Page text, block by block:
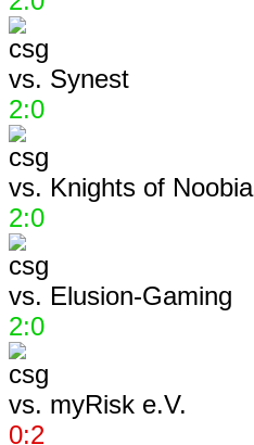
vs. Synest
2:0
vs. Knights of Noobia
2:0
vs. Elusion-Gaming
2:0
vs. myRisk e.V.
0:2